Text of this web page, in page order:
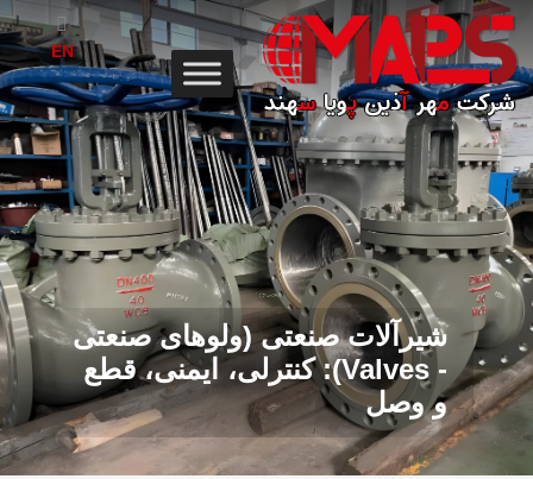
Skip
content
EN
شیرآلات صنعتی (ولوهای صنعتی
- Valves): کنترلی، ایمنی، قطع
و وصل